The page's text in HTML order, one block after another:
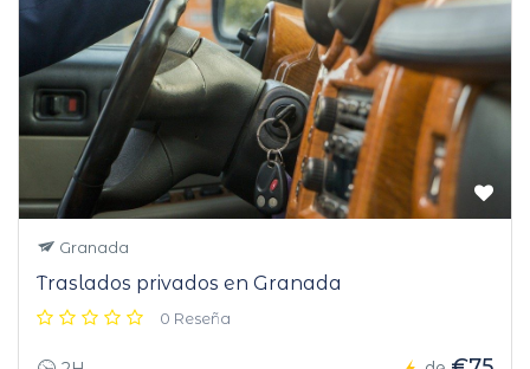
Granada
Traslados privados en Granada
0 Reseña